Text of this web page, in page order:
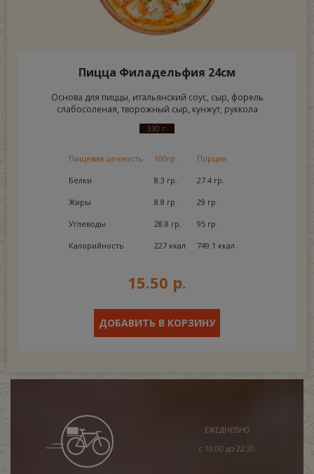
Пицца Филадельфия 24см
Основа для пиццы, итальянский соус, сыр, форель
слабосоленая, творожный сыр, кунжут, руккола
330 г.
Пищевая ценность 100гр. Порция
Белки 8.3 гр. 27.4 гр.
Жиры 8.8 гр. 29 гр.
Углеводы 28.8 гр. 95 гр.
Калорийность 227 ккал 749.1 ккал
15.50 р.
ДОБАВИТЬ В КОРЗИНУ
ЕЖЕДНЕВНО
с 10:00 до 22:30